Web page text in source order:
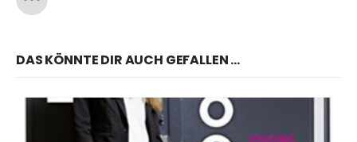
DAS KÖNNTE DIR AUCH GEFALLEN …